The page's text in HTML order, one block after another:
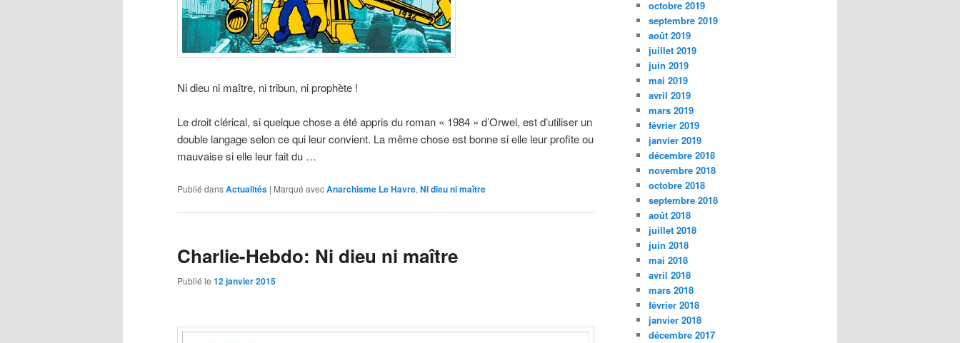
Ni dieu ni maître, ni tribun, ni prophète !
Le droit clérical, si quelque chose a été appris du roman « 1984 » d’Orwel, est d’utiliser un
double langage selon ce qui leur convient. La même chose est bonne si elle leur profite ou
mauvaise si elle leur fait du …
Publié dansActualités | Marqué avecAnarchisme Le Havre, Ni dieu ni maître
Charlie-Hebdo: Ni dieu ni maître
Publié le 12 janvier 2015
octobre 2019
septembre 2019
août 2019
juillet 2019
juin 2019
mai 2019
avril 2019
mars 2019
février 2019
janvier 2019
décembre 2018
novembre 2018
octobre 2018
septembre 2018
août 2018
juillet 2018
juin 2018
mai 2018
avril 2018
mars 2018
février 2018
janvier 2018
décembre 2017